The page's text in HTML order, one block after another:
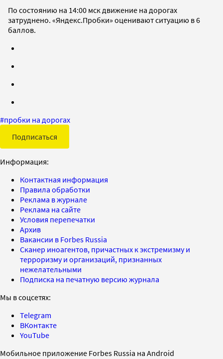
По состоянию на 14:00 мск движение на дорогах
затруднено. «Яндекс.Пробки» оценивают ситуацию в 6
баллов.
#пробки на дорогах
Подписаться
Информация:
Контактная информация
Правила обработки
Реклама в журнале
Реклама на сайте
Условия перепечатки
Архив
Вакансии в Forbes Russia
Сканер иноагентов, причастных к экстремизму и
терроризму и организаций, признанных
нежелательными
Подписка на печатную версию журнала
Мы в соцсетях:
Telegram
ВКонтакте
YouTube
Мобильное приложение Forbes Russia на Android